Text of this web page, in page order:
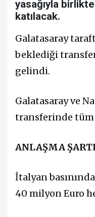
yasağıyla
katılacak.
Galatasaray
beklediği
gelindi.
Galatasaray ve
transferinde tüm
ANLAŞMA
İtalyan
40 milyon Euro